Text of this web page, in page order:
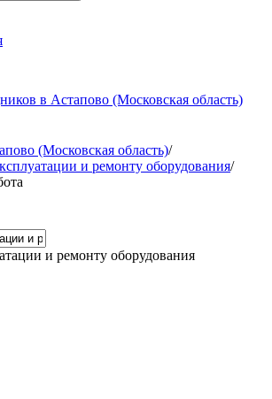
в Астапово (Московская область)
(Московская область)/
и ремонту оборудования/
и ремонту оборудования